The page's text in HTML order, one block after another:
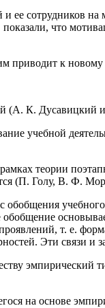
сотрудников
что
приводит к
(А. К. Дусавицкий
учебной
теории
(П. Голу, В. Ф.
обобщения
т. е.
Эти связи и
на основе